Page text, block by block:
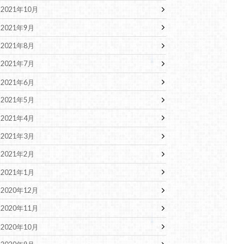
2021年10月
2021年9月
2021年8月
2021年7月
2021年6月
2021年5月
2021年4月
2021年3月
2021年2月
2021年1月
2020年12月
2020年11月
2020年10月